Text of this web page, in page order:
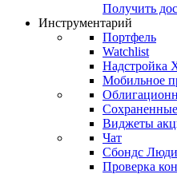
Получить
Инструментарий
Портфель
Watchlist
Надстройка
Мобильное
Виджеты
Чат
Сбондс Люди
Проверка